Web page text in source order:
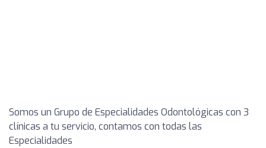
Somos un Grupo de Especialidades Odontológicas con 3
clínicas a tu servicio, contamos con todas las
Especialidades